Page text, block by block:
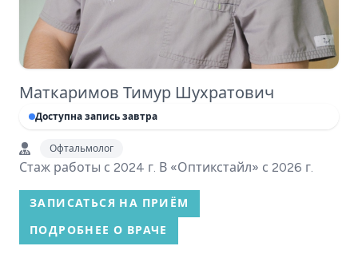
Маткаримов Тимур Шухратович
Доступна запись завтра
Офтальмолог
Стаж работы с 2024 г. В «Оптикстайл» с 2026 г.
ЗАПИСАТЬСЯ НА ПРИЁМ
ПОДРОБНЕЕ О ВРАЧЕ